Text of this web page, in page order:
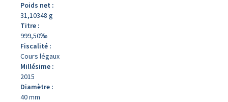
Poids net :
31,10348 g
Titre :
999,50‰
Fiscalité :
Cours légaux
Millésime :
2015
Diamètre :
40 mm